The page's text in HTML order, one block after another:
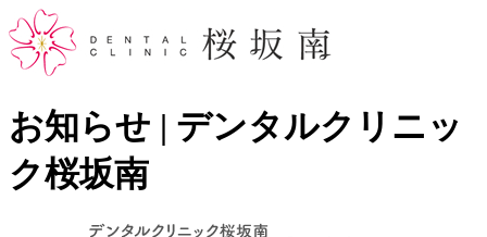
お知らせ | デンタルクリニッ
ク桜坂南